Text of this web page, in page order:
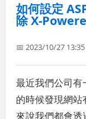
如何設定
除 X-
📅 2023/10/27 13:35
最近我們公司
的時候發現網站
來說我們都會透